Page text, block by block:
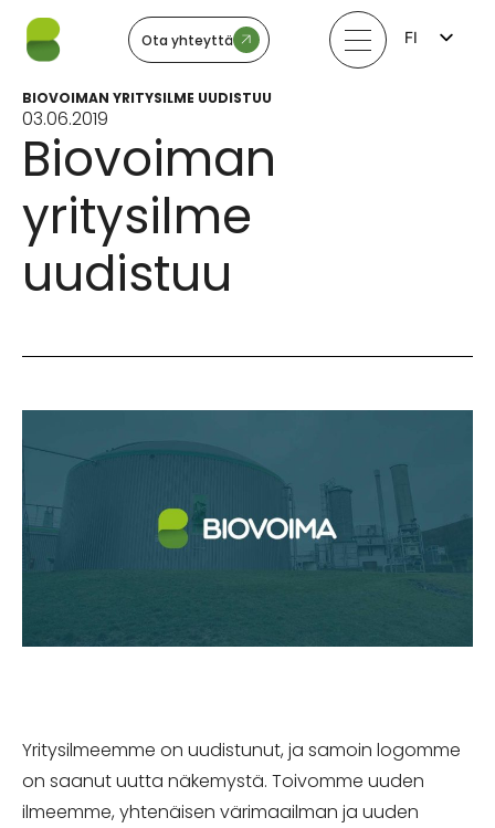
Ota yhteyttä
FI
BIOVOIMAN YRITYSILME UUDISTUU
03.06.2019
Biovoiman
yritysilme
uudistuu
Yritysilmeemme on uudistunut, ja samoin logomme
on saanut uutta näkemystä. Toivomme uuden
ilmeemme, yhtenäisen värimaailman ja uuden